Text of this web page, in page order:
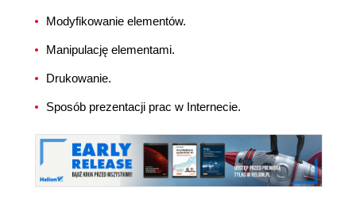
Modyfikowanie elementów.
Manipulację elementami.
Drukowanie.
Sposób prezentacji prac w Internecie.